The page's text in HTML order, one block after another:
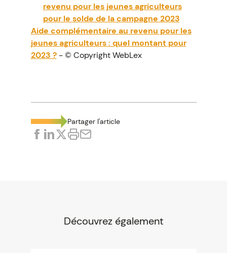
revenu pour les jeunes agriculteurs
pour le solde de la campagne 2023
Aide complémentaire au revenu pour les
jeunes agriculteurs : quel montant pour
2023 ?- © Copyright WebLex
Partager l'article
Découvrez également